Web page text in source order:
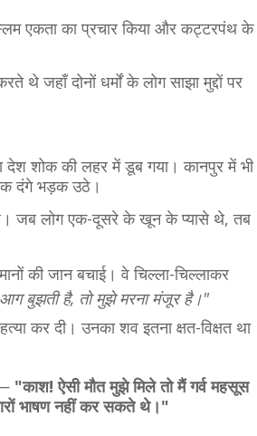
एकता का प्रचार किया और कट्टरपंथ के
थे जहाँ दोनों धर्मों के लोग साझा मुद्दों पर
देश शोक की लहर में डूब गया। कानपुर में भी
दंगे भड़क उठे।
थे। जब लोग एक-दूसरे के खून के प्यासे थे, तब
की जान बचाई। वे चिल्ला-चिल्लाकर
बुझती है, तो मुझे मरना मंजूर है।"
कर दी। उनका शव इतना क्षत-विक्षत था
"काश! ऐसी मौत मुझे मिले तो मैं गर्व महसूस
भाषण नहीं कर सकते थे।"